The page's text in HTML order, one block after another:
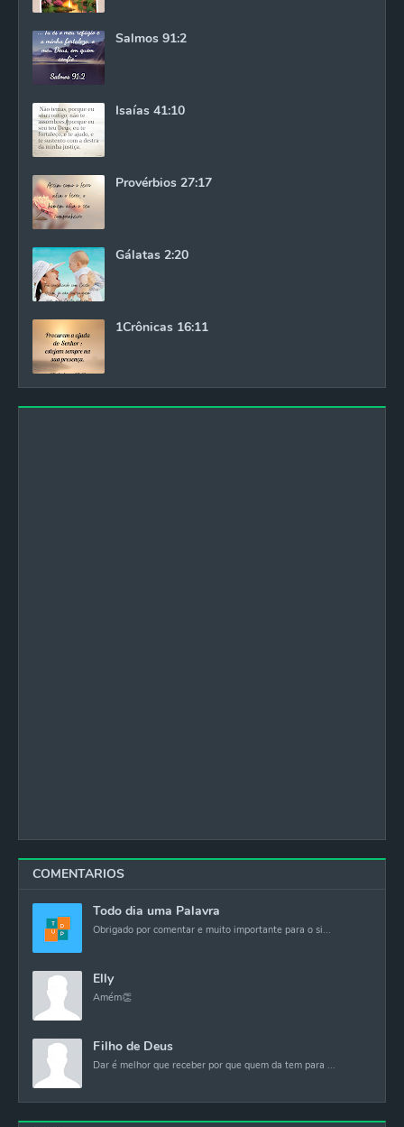
Salmos 91:2
Isaías 41:10
Provérbios 27:17
Gálatas 2:20
1Crônicas 16:11
COMENTARIOS
Todo dia uma Palavra
Obrigado por comentar e muito importante para o si...
Elly
Amém👏
Filho de Deus
Dar é melhor que receber por que quem da tem para ...